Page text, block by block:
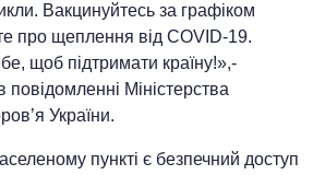
Вакцинуйтесь за графіком
про щеплення від COVID-19.
щоб підтримати країну!»,-
повідомленні Міністерства
України.
пункті є безпечний доступ